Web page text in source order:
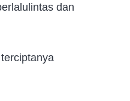
dan